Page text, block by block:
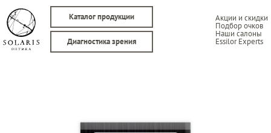
Каталог продукции Акции и скидки
Подбор очков
Наши салоны
Essilor Experts
Диагностика зрения